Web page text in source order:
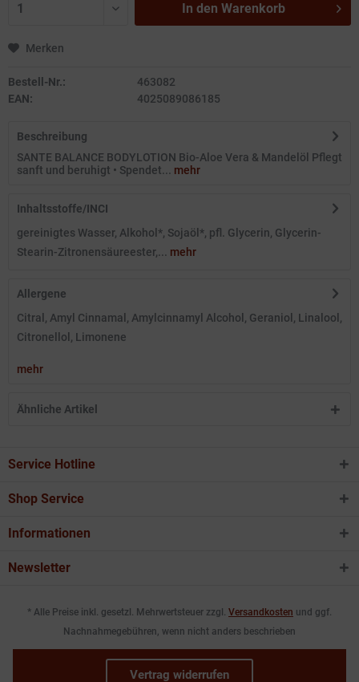
In den Warenkorb
Merken
Bestell-Nr.:
463082
EAN:
4025089086185
Beschreibung
SANTE BALANCE BODYLOTION Bio-Aloe Vera & Mandelöl Pflegt
sanft und beruhigt • Spendet... mehr
Inhaltsstoffe/INCI
gereinigtes Wasser, Alkohol*, Sojaöl*, pfl. Glycerin, Glycerin-
Stearin-Zitronensäureester,... mehr
Allergene
Citral, Amyl Cinnamal, Amylcinnamyl Alcohol, Geraniol, Linalool,
Citronellol, Limonene
mehr
Ähnliche Artikel
Service Hotline
Shop Service
Informationen
Newsletter
* Alle Preise inkl. gesetzl. Mehrwertsteuer zzgl. Versandkosten und ggf.
Nachnahmegebühren, wenn nicht anders beschrieben
Vertrag widerrufen